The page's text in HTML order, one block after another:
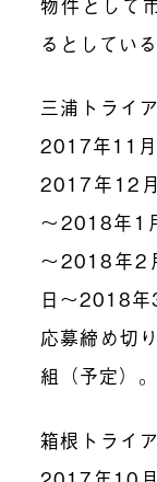
るとしている
三浦トライ
2017年11
2017年12
～2018年1
～2018年2
日～2018年
応募締め切
組（予定）。
箱根トライ